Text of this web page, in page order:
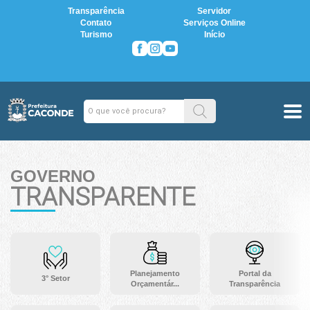
Transparência
Servidor
Contato
Serviços Online
Turismo
Início
GOVERNO
TRANSPARENTE
3° Setor
Planejamento
Orçamentár...
Portal da
Transparência